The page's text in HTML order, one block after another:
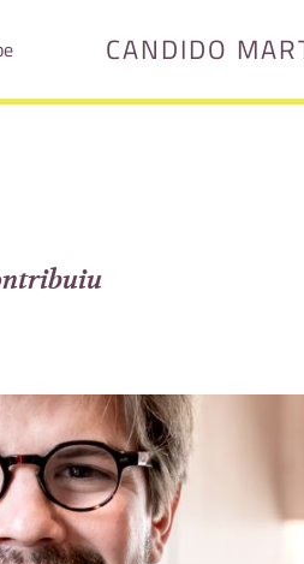
CANDIDO